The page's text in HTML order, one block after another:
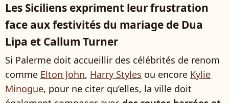
Les Siciliens expriment leur frustration
face aux festivités du mariage de Dua
Lipa et Callum Turner
Si Palerme doit accueillir des célébrités de renom
comme Elton John, Harry Styles ou encore Kylie
Minogue, pour ne citer qu’elles, la ville doit